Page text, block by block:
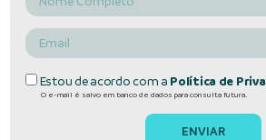
Estou de acordo com a Política de
O e-mail é salvo em banco de dados para consulta futura.